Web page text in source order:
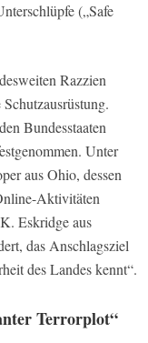
(„Safe
Razzien
Bundesstaaten
Unter
aus Ohio, dessen
Aktivitäten
Eskridge aus
das Anschlagsziel
des Landes kennt“.
Terrorplot“